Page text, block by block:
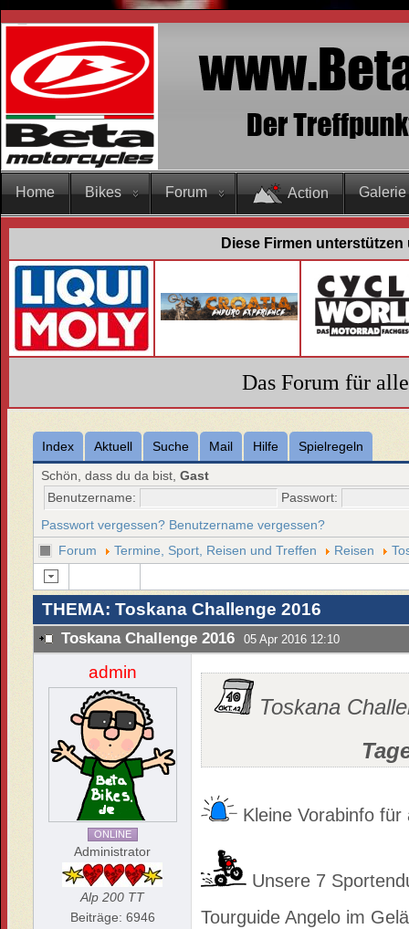
Home Bikes Forum Action Galerie
Diese Firmen
Das Forum für
Index Aktuell Suche Mail Hilfe
Spielregeln
Schön, dass du da bist,Gast
Benutzername:
Passwort:
Passwort vergessen? Benutzername vergessen?
Forum
Termine, Sport, Reisen und Treffen Reisen
THEMA: Toskana Challenge 2016
Toskana Challenge 2016 05 Apr 2016 12:10
admin
ONLINE
Administrator
Alp 200 TT
Beiträge: 6946
Toskana
Kleine Vorabinfo für
Unsere 7
Tourguide Angelo im